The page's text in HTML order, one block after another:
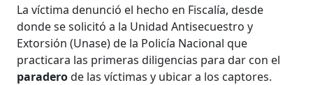
La víctima denunció el hecho en Fiscalía, desde
donde se solicitó a la Unidad Antisecuestro y
Extorsión (Unase) de la Policía Nacional que
practicara las primeras diligencias para dar con el
paraderode las víctimas y ubicar a los captores.